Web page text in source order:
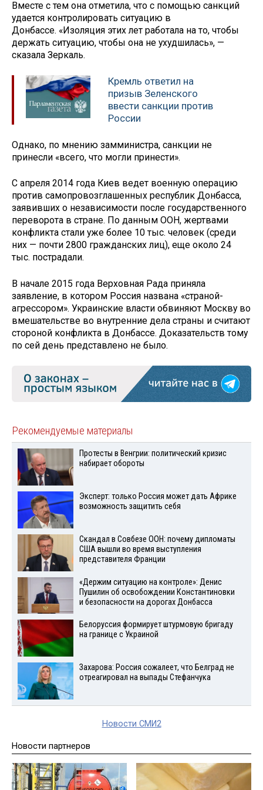
Вместе с тем она отметила, что с помощью санкций
удается контролировать ситуацию в
Донбассе. «Изоляция этих лет работала на то, чтобы
держать ситуацию, чтобы она не ухудшилась», —
сказала Зеркаль.
Кремль ответил на
призыв Зеленского
ввести санкции против
России
Однако, по мнению замминистра, санкции не
принесли «всего, что могли принести».
С апреля 2014 года Киев ведет военную операцию
против самопровозглашенных республик Донбасса,
заявивших о независимости после государственного
переворота в стране. По данным ООН, жертвами
конфликта стали уже более 10 тыс. человек (среди
них — почти 2800 гражданских лиц), еще около 24
тыс. пострадали.
В начале 2015 года Верховная Рада приняла
заявление, в котором Россия названа «страной-
агрессором». Украинские власти обвиняют Москву во
вмешательстве во внутренние дела страны и считают
стороной конфликта в Донбассе. Доказательств тому
по сей день представлено не было.
Рекомендуемые материалы
Протесты в Венгрии: политический кризис
набирает обороты
Эксперт: только Россия может дать Африке
возможность защитить себя
Скандал в Совбезе ООН: почему дипломаты
США вышли во время выступления
представителя Франции
«Держим ситуацию на контроле»: Денис
Пушилин об освобождении Константиновки
и безопасности на дорогах Донбасса
Белоруссия формирует штурмовую бригаду
на границе с Украиной
Захарова: Россия сожалеет, что Белград не
отреагировал на выпады Стефанчука
Новости СМИ2
Новости партнеров